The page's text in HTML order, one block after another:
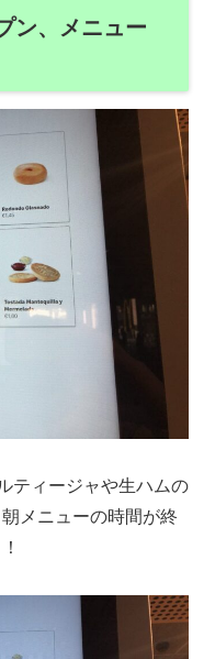
ン、メニュー
ティージャや生ハムの
メニューの時間が終